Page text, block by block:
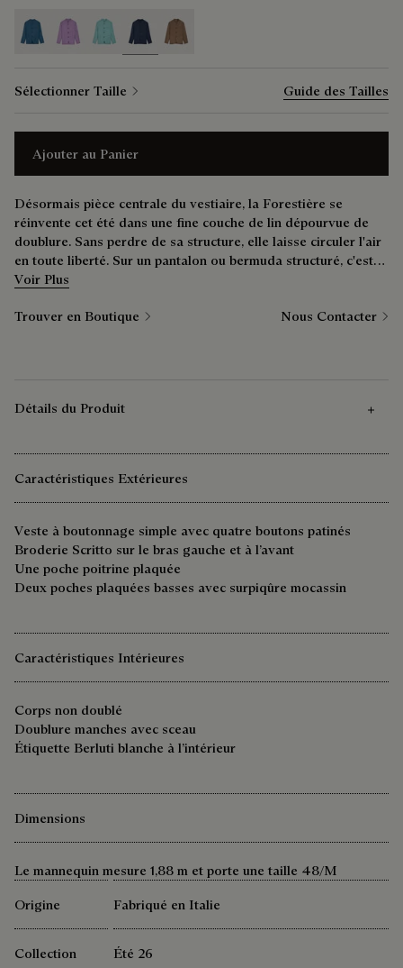
selected
Sélectionner Taille Guide des Tailles
Ajouter au Panier
Désormais pièce centrale du vestiaire, la Forestière se
réinvente cet été dans une fine couche de lin dépourvue de
doublure. Sans perdre de sa structure, elle laisse circuler l'air
en toute liberté. Sur un pantalon ou bermuda structuré, c'est
une merveille.
Voir Plus
Trouver en Boutique Nous Contacter
Détails du Produit
Caractéristiques Extérieures
Veste à boutonnage simple avec quatre boutons patinés
Broderie Scritto sur le bras gauche et à l’avant
Une poche poitrine plaquée
Deux poches plaquées basses avec surpiqûre mocassin
Caractéristiques Intérieures
Corps non doublé
Doublure manches avec sceau
Étiquette Berluti blanche à l’intérieur
Dimensions
Le mannequin mesure 1,88 m et porte une taille 48/M
Origine
Fabriqué en Italie
Collection Été 26